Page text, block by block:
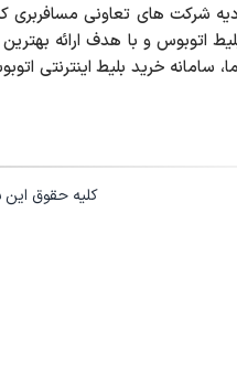
شرکت های تعاونی مسافربری
اتوبوس و با هدف ارائه
سامانه خرید بلیط اینترنتی
کلیه حقوق